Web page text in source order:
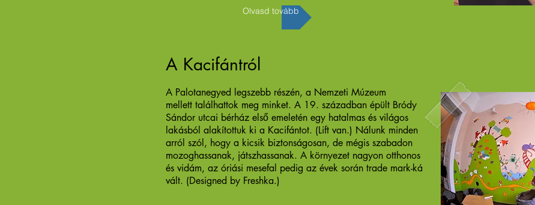
Olvasd tovább
A Kacifántról
A Palotanegyed legszebb részén, a Nemzeti Múzeum
mellett találhattok meg minket. A 19. században épült Bródy
Sándor utcai bérház első emeletén egy hatalmas és világos
lakásból alakítottuk ki a Kacifántot. (Lift van.) Nálunk minden
arról szól, hogy a kicsik biztonságosan, de mégis szabadon
mozoghassanak, játszhassanak. A környezet nagyon otthonos
és vidám, az óriási mesefal pedig az évek során trade mark-ká
vált. (Designed by Freshka.)